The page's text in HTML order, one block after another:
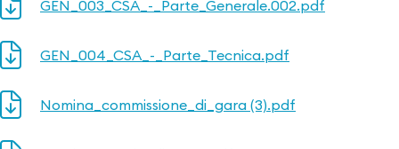
GEN_003_CSA_-_Parte_Generale.002.pdf
GEN_004_CSA_-_Parte_Tecnica.pdf
Nomina_commissione_di_gara (3).pdf